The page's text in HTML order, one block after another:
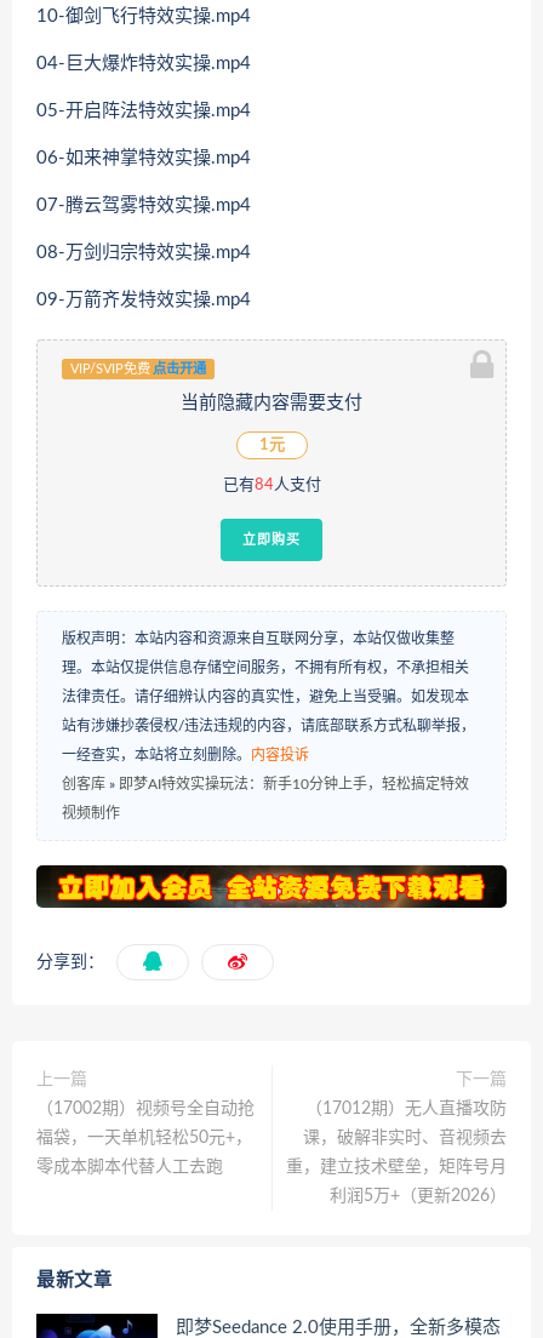
10-御剑飞行特效实操.mp4
04-巨大爆炸特效实操.mp4
05-开启阵法特效实操.mp4
06-如来神掌特效实操.mp4
07-腾云驾雾特效实操.mp4
08-万剑归宗特效实操.mp4
09-万箭齐发特效实操.mp4
VIP/SVIP免费 点击开通
当前隐藏内容需要支付
1元
已有84人支付
立即购买
版权声明：本站内容和资源来自互联网分享，本站仅做收集整
理。本站仅提供信息存储空间服务，不拥有所有权，不承担相关
法律责任。请仔细辨认内容的真实性，避免上当受骗。如发现本
站有涉嫌抄袭侵权/违法违规的内容，请底部联系方式私聊举报，
一经查实，本站将立刻删除。
内容投诉
创客库 » 即梦AI特效实操玩法：新手10分钟上手，轻松搞定特效
视频制作
分享到：
上一篇
（17002期）视频号全自动抢
福袋，一天单机轻松50元+，
零成本脚本代替人工去跑
下一篇
（17012期）无人直播攻防
课，破解非实时、音视频去
重，建立技术壁垒，矩阵号月
利润5万+（更新2026）
最新文章
即梦Seedance 2.0使用手册，全新多模态